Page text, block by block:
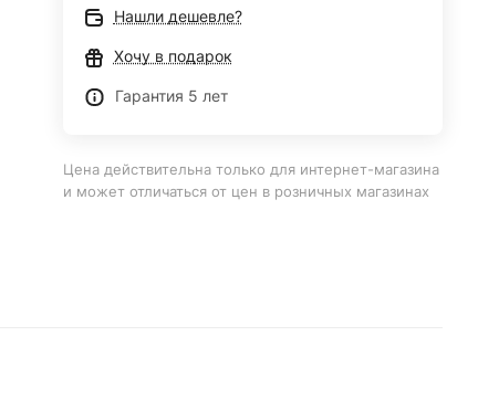
Нашли дешевле?
Хочу в подарок
Гарантия 5 лет
Цена действительна только для интернет-магазина
и может отличаться от цен в розничных магазинах